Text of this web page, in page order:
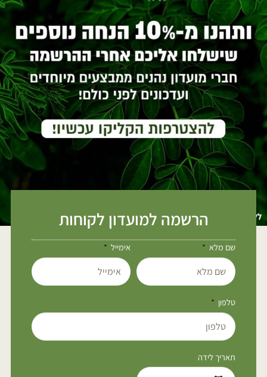
הרשמה למועדון לקוחות
שם מלא אימייל
טלפון
תאריך לידה